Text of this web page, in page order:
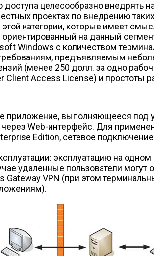
доступа целесообразно
проектах по внедрению
категории, которые имеет
на данный
Windows с количеством
предъявляемым
(менее 250 долл. за одно
Access License) и простоты
приложение, выполняющееся
Web-интерфейс. Для
Edition, сетевое
эксплуатацию на
удаленные пользователи
VPN (при этом